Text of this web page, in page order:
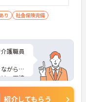
り
社会保険完備
護職員
がらス
、面接
絡くだ
紹介してもらう